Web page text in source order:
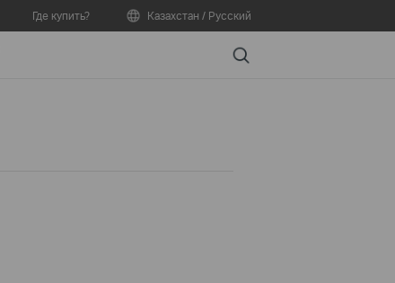
Где купить? Казахстан / Русский
Search